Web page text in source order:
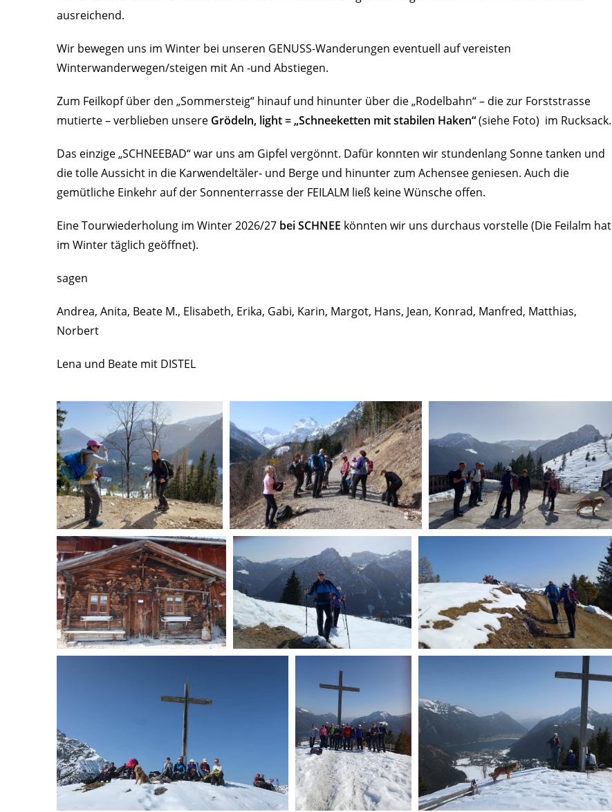
ausreichend.
Wir bewegen uns im Winter bei unseren GENUSS-Wanderungen eventuell auf vereisten
Winterwanderwegen/steigen mit An -und Abstiegen.
Zum Feilkopf über den „Sommersteig“ hinauf und hinunter über die „Rodelbahn“ – die zur Forststrasse
mutierte – verblieben unsere Grödeln, light = „Schneeketten mit stabilen Haken“(siehe Foto) im Rucksack.
Das einzige „SCHNEEBAD“ war uns am Gipfel vergönnt. Dafür konnten wir stundenlang Sonne tanken und
die tolle Aussicht in die Karwendeltäler- und Berge und hinunter zum Achensee geniesen. Auch die
gemütliche Einkehr auf der Sonnenterrasse der FEILALM ließ keine Wünsche offen.
Eine Tourwiederholung im Winter 2026/27 bei SCHNEE könnten wir uns durchaus vorstelle (Die Feilalm hat
im Winter täglich geöffnet).
sagen
Andrea, Anita, Beate M., Elisabeth, Erika, Gabi, Karin, Margot, Hans, Jean, Konrad, Manfred, Matthias,
Norbert
Lena und Beate mit DISTEL